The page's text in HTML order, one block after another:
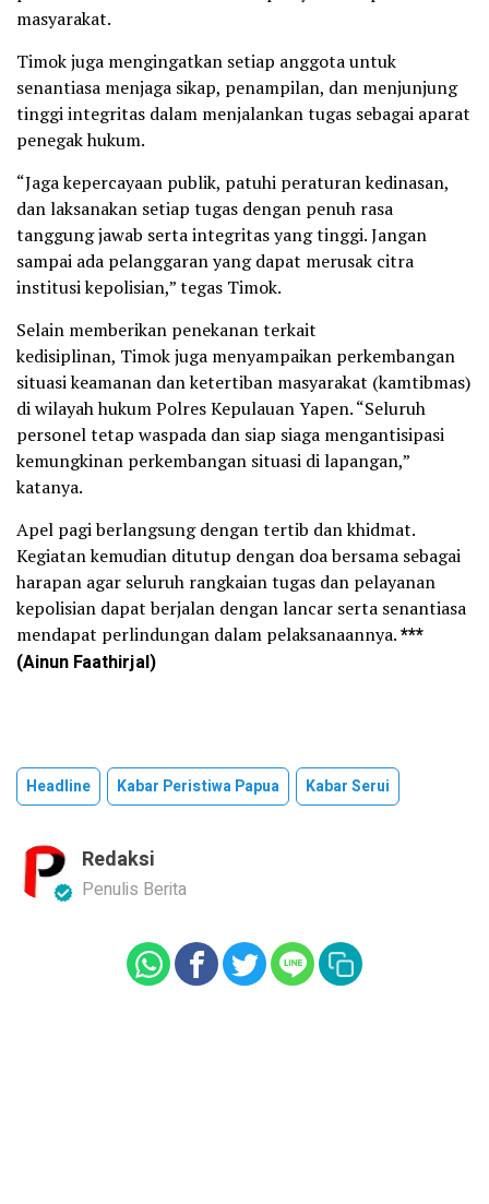
masyarakat.
Timok juga mengingatkan setiap anggota untuk
senantiasa menjaga sikap, penampilan, dan menjunjung
tinggi integritas dalam menjalankan tugas sebagai aparat
penegak hukum.
“Jaga kepercayaan publik, patuhi peraturan kedinasan,
dan laksanakan setiap tugas dengan penuh rasa
tanggung jawab serta integritas yang tinggi. Jangan
sampai ada pelanggaran yang dapat merusak citra
institusi kepolisian,” tegas Timok.
Selain memberikan penekanan terkait
kedisiplinan, Timok juga menyampaikan perkembangan
situasi keamanan dan ketertiban masyarakat (kamtibmas)
di wilayah hukum Polres Kepulauan Yapen. “Seluruh
personel tetap waspada dan siap siaga mengantisipasi
kemungkinan perkembangan situasi di lapangan,”
katanya.
Apel pagi berlangsung dengan tertib dan khidmat.
Kegiatan kemudian ditutup dengan doa bersama sebagai
harapan agar seluruh rangkaian tugas dan pelayanan
kepolisian dapat berjalan dengan lancar serta senantiasa
mendapat perlindungan dalam pelaksanaannya.***
(Ainun Faathirjal)
Headline Kabar Peristiwa Papua Kabar Serui
Redaksi
Penulis Berita